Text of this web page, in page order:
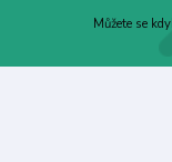
Můžete se